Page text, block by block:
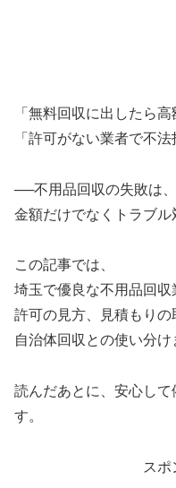
「無料回収に出したら高
「許可がない業者で不法
──不用品回収の失敗は、
金額だけでなくトラブル
この記事では、
埼玉で優良な不用品回収
許可の見方、見積もりの
自治体回収との使い分け
読んだあとに、安心して
す。
スポ